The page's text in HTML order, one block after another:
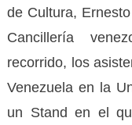
de Cultura,
Cancillería
recorrido, los
Venezuela en la
un Stand en el